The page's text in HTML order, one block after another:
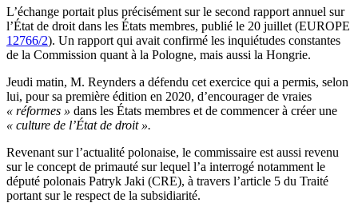
L’échange portait plus précisément sur le second rapport annuel sur
l’État de droit dans les États membres, publié le 20 juillet (EUROPE
12766/2). Un rapport qui avait confirmé les inquiétudes constantes
de la Commission quant à la Pologne, mais aussi la Hongrie.
Jeudi matin, M. Reynders a défendu cet exercice qui a permis, selon
lui, pour sa première édition en 2020, d’encourager de vraies
« réformes » dans les États membres et de commencer à créer une
« culture de l’État de droit ».
Revenant sur l’actualité polonaise, le commissaire est aussi revenu
sur le concept de primauté sur lequel l’a interrogé notamment le
député polonais Patryk Jaki (CRE), à travers l’article 5 du Traité
portant sur le respect de la subsidiarité.